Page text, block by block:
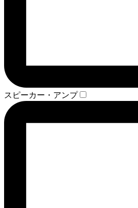
スピーカー・アンプ